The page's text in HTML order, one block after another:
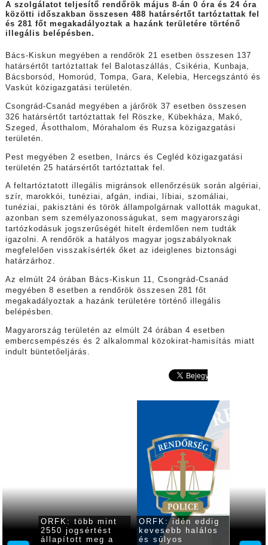
A szolgálatot teljesítő rendőrök május 8-án 0 óra és 24 óra
közötti időszakban összesen 488 határsértőt tartóztattak fel
és 281 főt megakadályoztak a hazánk területére történő
illegális belépésben.
Bács-Kiskun megyében a rendőrök 21 esetben összesen 137
határsértőt tartóztattak fel Balotaszállás, Csikéria, Kunbaja,
Bácsborsód, Homorúd, Tompa, Gara, Kelebia, Hercegszántó és
Vaskút közigazgatási területén.
Csongrád-Csanád megyében a járőrök 37 esetben összesen
326 határsértőt tartóztattak fel Röszke, Kübekháza, Makó,
Szeged, Ásotthalom, Mórahalom és Ruzsa közigazgatási
területén.
Pest megyében 2 esetben, Inárcs és Cegléd közigazgatási
területén 25 határsértőt tartóztattak fel.
A feltartóztatott illegális migránsok ellenőrzésük során algériai,
szír, marokkói, tunéziai, afgán, indiai, líbiai, szomáliai,
tunéziai, pakisztáni és török állampolgárnak vallották magukat,
azonban sem személyazonosságukat, sem magyarországi
tartózkodásuk jogszerűségét hitelt érdemlően nem tudták
igazolni. A rendőrök a hatályos magyar jogszabályoknak
megfelelően visszakísérték őket az ideiglenes biztonsági
határzárhoz.
Az elmúlt 24 órában Bács-Kiskun 11, Csongrád-Csanád
megyében 8 esetben a rendőrök összesen 281 főt
megakadályoztak a hazánk területére történő illegális
belépésben.
Magyarország területén az elmúlt 24 órában 4 esetben
embercsempészés és 2 alkalommal közokirat-hamisítás miatt
indult büntetőeljárás.
ORFK: több mint
2550 jogsértést
állapított meg a
ORFK: idén eddig
kevesebb halálos
és súlyos